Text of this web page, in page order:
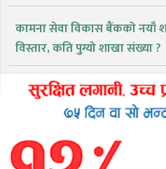
कामना सेवा विकास बैंकको नयाँ
विस्तार, कति पुग्यो शाखा संख्या ?